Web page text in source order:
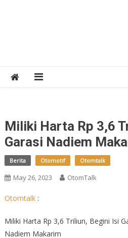
Miliki Harta Rp 3,6
Garasi Nadiem
Berita Otomotif Otomtalk
May 26, 2023 OtomTalk
Otomtalk:
Miliki Harta Rp 3,6 Triliun, Begini Isi
Nadiem Makarim